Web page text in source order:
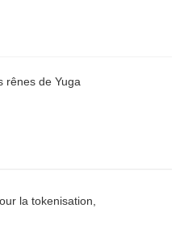
rênes de Yuga
la tokenisation,